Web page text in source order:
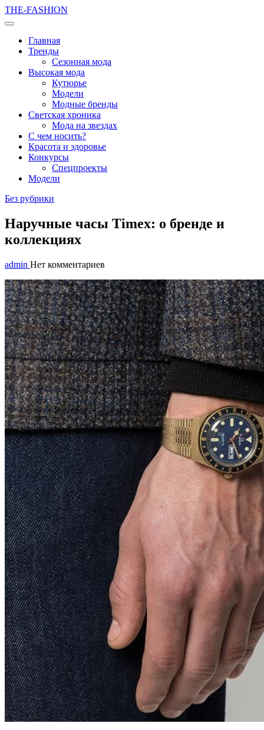
THE-FASHION
Главная
Тренды
Сезонная мода
Высокая мода
Кутюрье
Модели
Модные бренды
Светская хроника
Мода на звездах
С чем носить?
Красота и здоровье
Конкурсы
Спецпроекты
Модели
Без рубрики
Наручные часы Timex: о бренде и
коллекциях
admin Нет комментариев